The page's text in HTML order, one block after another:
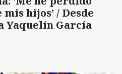
hijos’ / Desde
Yaquelín García